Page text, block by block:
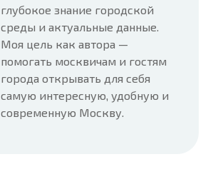
глубокое знание городской
среды и актуальные данные.
Моя цель как автора —
помогать москвичам и гостям
города открывать для себя
самую интересную, удобную и
современную Москву.